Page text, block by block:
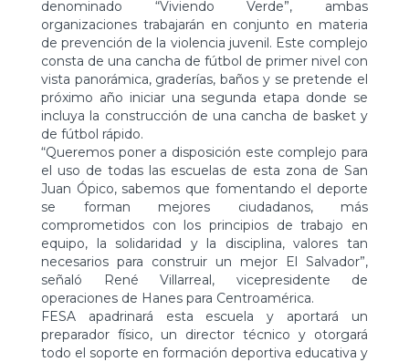
denominado “Viviendo Verde”, ambas
organizaciones trabajarán en conjunto en materia
de prevención de la violencia juvenil. Este complejo
consta de una cancha de fútbol de primer nivel con
vista panorámica, graderías, baños y se pretende el
próximo año iniciar una segunda etapa donde se
incluya la construcción de una cancha de basket y
de fútbol rápido.
“Queremos poner a disposición este complejo para
el uso de todas las escuelas de esta zona de San
Juan Ópico, sabemos que fomentando el deporte
se forman mejores ciudadanos, más
comprometidos con los principios de trabajo en
equipo, la solidaridad y la disciplina, valores tan
necesarios para construir un mejor El Salvador”,
señaló René Villarreal, vicepresidente de
operaciones de Hanes para Centroamérica.
FESA apadrinará esta escuela y aportará un
preparador físico, un director técnico y otorgará
todo el soporte en formación deportiva educativa y